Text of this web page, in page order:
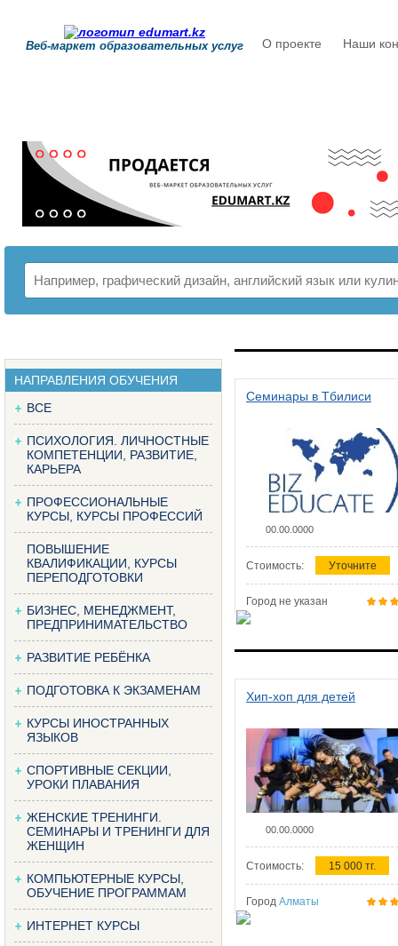
Веб-маркет образовательных услуг О проекте Наши
НАПРАВЛЕНИЯ ОБУЧЕНИЯ
ВСЕ
ПСИХОЛОГИЯ. ЛИЧНОСТНЫЕ
КОМПЕТЕНЦИИ, РАЗВИТИЕ,
КАРЬЕРА
ПРОФЕССИОНАЛЬНЫЕ
КУРСЫ, КУРСЫ ПРОФЕССИЙ
ПОВЫШЕНИЕ
КВАЛИФИКАЦИИ, КУРСЫ
ПЕРЕПОДГОТОВКИ
БИЗНЕС, МЕНЕДЖМЕНТ,
ПРЕДПРИНИМАТЕЛЬСТВО
РАЗВИТИЕ РЕБЁНКА
ПОДГОТОВКА К ЭКЗАМЕНАМ
КУРСЫ ИНОСТРАННЫХ
ЯЗЫКОВ
СПОРТИВНЫЕ СЕКЦИИ,
УРОКИ ПЛАВАНИЯ
ЖЕНСКИЕ ТРЕНИНГИ.
СЕМИНАРЫ И ТРЕНИНГИ ДЛЯ
ЖЕНЩИН
КОМПЬЮТЕРНЫЕ КУРСЫ,
ОБУЧЕНИЕ ПРОГРАММАМ
ИНТЕРНЕТ КУРСЫ
Семинары в Тбилиси
00.00.0000
Стоимость: Уточните
Город не указан
Хип-хоп для детей
00.00.0000
Стоимость: 15 000 тг.
Город Алматы